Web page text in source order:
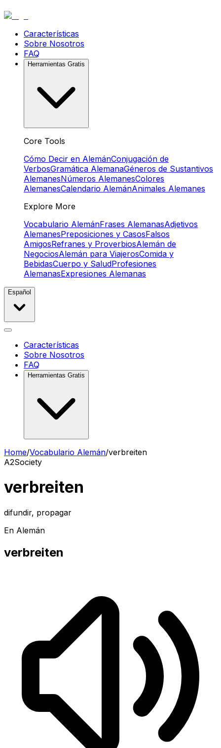
Características
Sobre Nosotros
FAQ
Herramientas Gratis
Core Tools
Cómo Decir en AlemánConjugación de
VerbosGramática AlemanaGéneros de Sustantivos
AlemanesNúmeros AlemanesColores
AlemanesCalendario AlemánAnimales Alemanes
Explore More
Vocabulario AlemánFrases AlemanasAdjetivos
AlemanesPreposiciones y CasosFalsos
AmigosRefranes y ProverbiosAlemán de
NegociosAlemán para ViajerosComida y
BebidasCuerpo y SaludProfesiones
AlemanasExpresiones Alemanas
Español
Características
Sobre Nosotros
FAQ
Herramientas Gratis
Home/Vocabulario Alemán/verbreiten
A2Society
verbreiten
difundir, propagar
En Alemán
verbreiten